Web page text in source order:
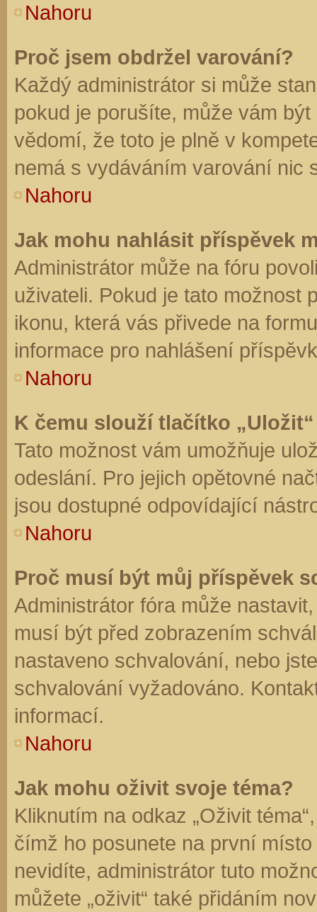
Nahoru
Proč jsem obdržel varování?
Každý administrátor si může
pokud je porušíte, může vám
vědomí, že toto je plně v
nemá s vydáváním varování nic
Nahoru
Jak mohu nahlásit příspěvek
Administrátor může na fóru
uživateli. Pokud je tato možnost
ikonu, která vás přivede na
informace pro nahlášení
Nahoru
K čemu slouží tlačítko
Tato možnost vám umožňuje
odeslání. Pro jejich opětovné
jsou dostupné odpovídající
Nahoru
Proč musí být můj příspěvek
Administrátor fóra může
musí být před zobrazením
nastaveno schvalování, nebo
schvalování vyžadováno.
informací.
Nahoru
Jak mohu oživit svoje téma?
Kliknutím na odkaz „Oživit
čímž ho posunete na první
nevidíte, administrátor tuto
můžete „oživit“ také přidáním